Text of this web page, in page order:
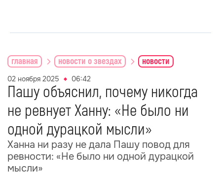
главная новости о звездах новости
02 ноября 2025 06:42
Пашу объяснил, почему никогда
не ревнует Ханну: «Не было ни
одной дурацкой мысли»
Ханна ни разу не дала Пашу повод для
ревности: «Не было ни одной дурацкой
мысли»